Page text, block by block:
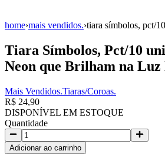
home›mais vendidos.›tiara símbolos, pct/
Tiara Símbolos, Pct/10
Neon que Brilham na Luz
Mais Vendidos.Tiaras/Coroas.
R$ 24,90
DISPONÍVEL EM ESTOQUE
Quantidade
Adicionar ao carrinho